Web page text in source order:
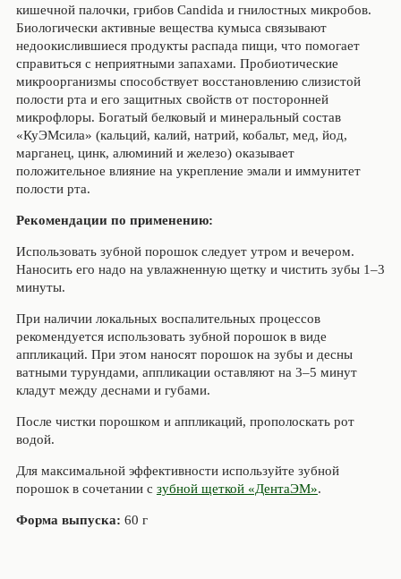
кишечной палочки, грибов Candida и гнилостных микробов.
Биологически активные вещества кумыса связывают
недоокислившиеся продукты распада пищи, что помогает
справиться с неприятными запахами. Пробиотические
микроорганизмы способствует восстановлению слизистой
полости рта и его защитных свойств от посторонней
микрофлоры. Богатый белковый и минеральный состав
«КуЭМсила» (кальций, калий, натрий, кобальт, мед, йод,
марганец, цинк, алюминий и железо) оказывает
положительное влияние на укрепление эмали и иммунитет
полости рта.
Рекомендации по применению:
Использовать зубной порошок следует утром и вечером.
Наносить его надо на увлажненную щетку и чистить зубы 1–3
минуты.
При наличии локальных воспалительных процессов
рекомендуется использовать зубной порошок в виде
аппликаций. При этом наносят порошок на зубы и десны
ватными турундами, аппликации оставляют на 3–5 минут
кладут между деснами и губами.
После чистки порошком и аппликаций, прополоскать рот
водой.
Для максимальной эффективности используйте зубной
порошок в сочетании с зубной щеткой «ДентаЭМ».
Форма выпуска: 60 г